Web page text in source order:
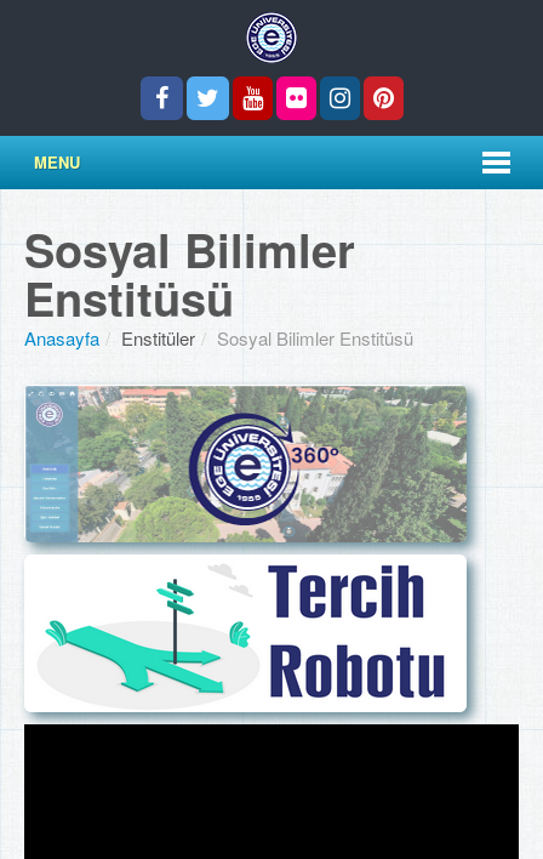
MENU
Sosyal Bilimler
Enstitüsü
Anasayfa / Enstitüler / Sosyal Bilimler Enstitüsü